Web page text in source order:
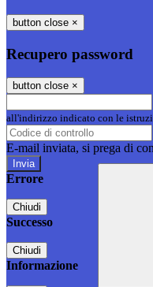
button close ×
Recupero password
button close ×
all'indirizzo indicato con le
E-mail inviata, si prega di
Errore
Chiudi
Successo
Chiudi
Informazione